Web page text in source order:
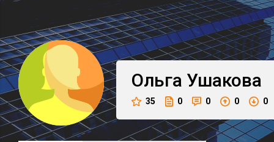
Ольга Ушакова
35 0 0 0 0